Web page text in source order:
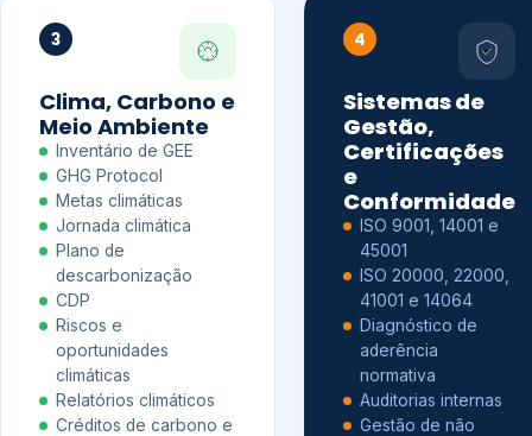
3
Clima, Carbono e
Meio Ambiente
Inventário de GEE
GHG Protocol
Metas climáticas
Jornada climática
Plano de
descarbonização
CDP
Riscos e
oportunidades
climáticas
Relatórios climáticos
Créditos de carbono e
4
Sistemas de
Gestão,
Certificações
e
Conformidade
ISO 9001, 14001 e
45001
ISO 20000, 22000,
41001 e 14064
Diagnóstico de
aderência
normativa
Auditorias internas
Gestão de não